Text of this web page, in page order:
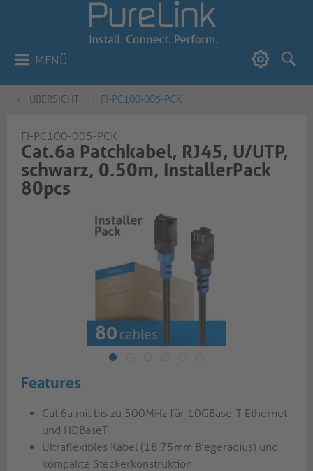
MENÜ
ÜBERSICHT FI-PC100-005-PCK
FI-PC100-005-PCK
Cat.6a Patchkabel, RJ45, U/UTP,
schwarz, 0.50m, InstallerPack
80pcs
Features
Cat.6a mit bis zu 500MHz für 10GBase-T Ethernet
und HDBaseT
Ultraflexibles Kabel (18,75mm Biegeradius) und
kompakte Steckerkonstruktion